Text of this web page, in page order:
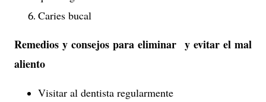
Caries bucal
Remedios y consejos para eliminar y evitar el mal
aliento
Visitar al dentista regularmente